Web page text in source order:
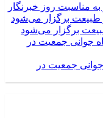
مناسبت روز خبرنگار
برگزار می‌شود
جمعیت در